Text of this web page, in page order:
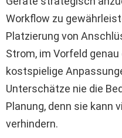
Workflow zu
Platzierung von
Strom, im Vorfeld
kostspielige
Unterschätze nie die
Planung, denn sie kann
verhindern.